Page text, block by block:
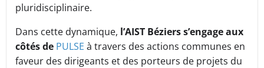
pluridisciplinaire.
Dans cette dynamique, l’AIST Béziers s’engage aux
côtés de PULSE à travers des actions communes en
faveur des dirigeants et des porteurs de projets du